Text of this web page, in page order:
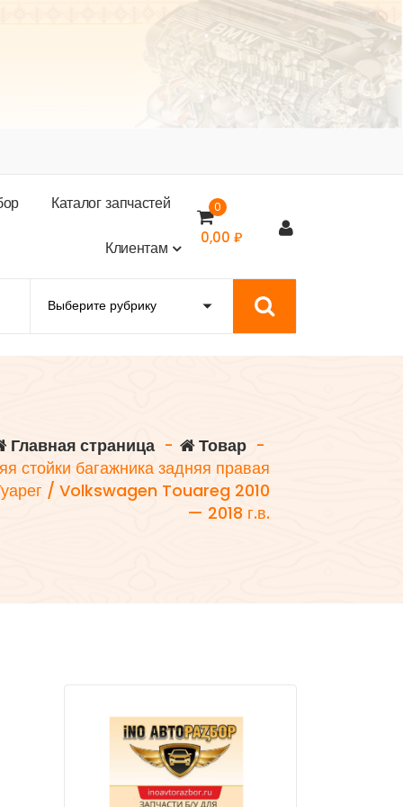
ор Каталогзапчастей
Клиентам
0
0,00 ₽
Главная страница - Товар -
стойки багажника задняя правая
/ Volkswagen Touareg 2010
— 2018 г.в.